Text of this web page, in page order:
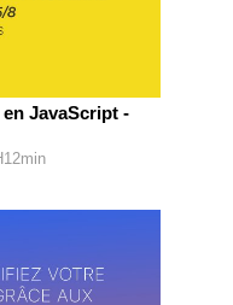
JavaScript -